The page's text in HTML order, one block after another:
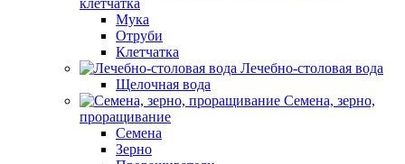
клетчатка
Мука
Отруби
Клетчатка
Лечебно-столовая вода
Щелочная вода
Семена, зерно,
проращивание
Семена
Зерно